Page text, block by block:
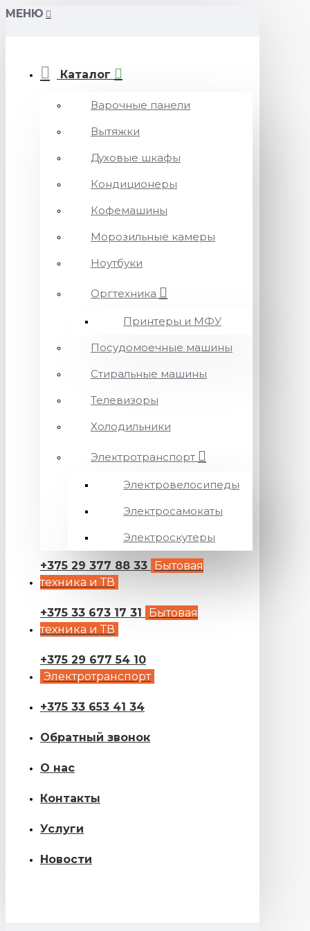
МЕНЮ
Каталог
Варочные панели
Вытяжки
Духовые шкафы
Кондиционеры
Кофемашины
Морозильные камеры
Ноутбуки
Оргтехника
Принтеры и МФУ
Посудомоечные машины
Стиральные машины
Телевизоры
Холодильники
Электротранспорт
Электровелосипеды
Электросамокаты
Электроскутеры
+375 29 377 88 33 Бытовая
техника и ТВ
+375 33 673 17 31
Бытовая
техника и ТВ
+375 29 677 54 10
Электротранспорт
+375 33 653 41 34
Обратный звонок
О нас
Контакты
Услуги
Новости